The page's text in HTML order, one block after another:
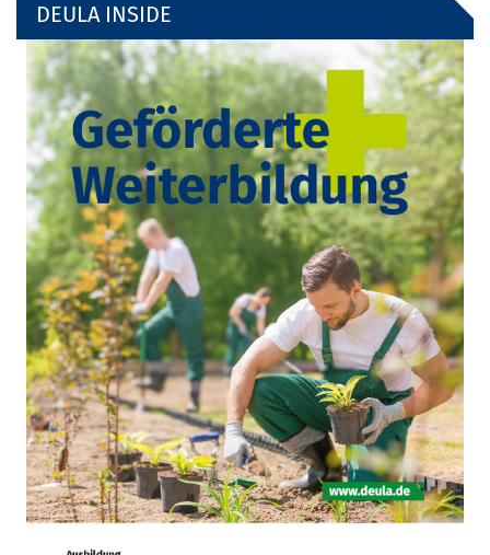
DEULA INSIDE